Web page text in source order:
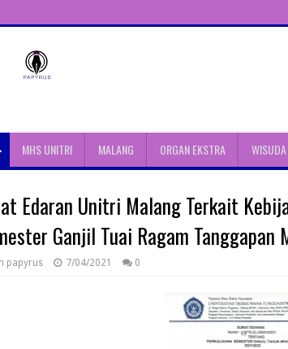
Pers Mahasiswa
Unitri
MHS UNITRI MALANG ORGAN EKSTRA WISUDA
Edaran Unitri Malang Terkait
Ganjil Tuai Ragam Tanggapan
papyrus 7/04/2021 0